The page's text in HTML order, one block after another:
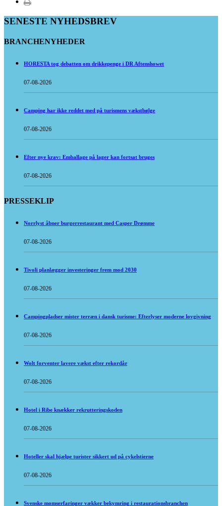
SENESTE NYHEDSBREV
BRANCHENYHEDER
HORESTA tog debatten om drikkepenge i DR Aftenshowet
07-08-2026
Camping har ikke reddet med på turismens vækstbølge
07-08-2026
Efter nye krav: Emballage på lager kan fortsat bruges
07-08-2026
PRESSEKLIP
Norrlyst åbner burgerrestaurant med Casper Drømme
07-08-2026
Tivoli planlægger investeringer frem mod 2030
07-08-2026
Campingpladser mister terræn i dansk turisme: Efterlyser moderne lovgivning
07-08-2026
Wolt forventer lavere vækst efter rekordår
07-08-2026
Hotel i Ribe knækker rekrutteringskoden
07-08-2026
Hoteller skal hjælpe turister sikkert ud på cykelstierne
07-08-2026
Svenske momserfaringer vækker bekymring i restaurationsbranchen